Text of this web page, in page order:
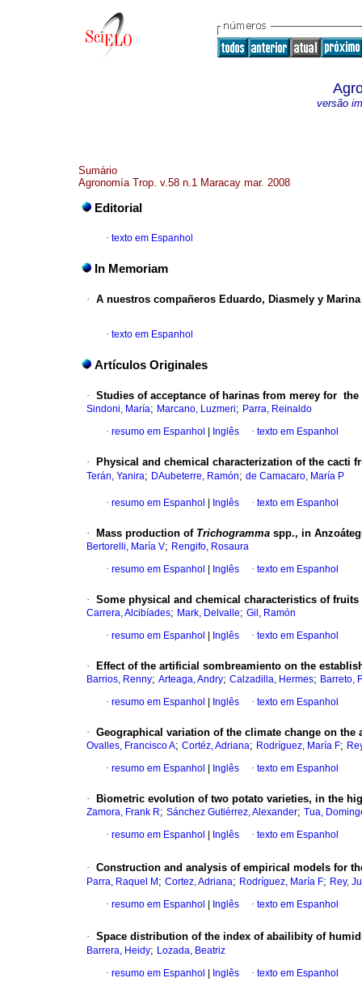
versão
Sumário
Agronomía Trop. v.58 n.1 Maracay mar. 2008
Editorial
· texto em Espanhol
In Memoriam
· A nuestros compañeros Eduardo, Diasmely y Marina
· texto em Espanhol
Artículos Originales
· Studies of acceptance of harinas from merey for
Sindoni, María; Marcano, Luzmeri; Parra, Reinaldo
· resumo em Espanhol Inglês · texto em Espanhol
· Physical and chemical characterization of the cacti
Terán, Yanira; DAubeterre, Ramón; de Camacaro, María P
· resumo em Espanhol Inglês · texto em Espanhol
· Mass production of Trichogramma spp., in
Bertorelli, María V; Rengifo, Rosaura
· resumo em Espanhol Inglês · texto em Espanhol
· Some physical and chemical characteristics of
Carrera, Alcibíades; Mark, Delvalle; Gil, Ramón
· resumo em Espanhol Inglês · texto em Espanhol
· Effect of the artificial sombreamiento on the
Barrios, Renny; Arteaga, Andry; Calzadilla, Hermes; Barreto,
· resumo em Espanhol Inglês · texto em Espanhol
· Geographical variation of the climate change on the
Ovalles, Francisco A; Cortéz, Adriana; Rodríguez, María F;
· resumo em Espanhol Inglês · texto em Espanhol
· Biometric evolution of two potato varieties, in the
Zamora, Frank R; Sánchez Gutiérrez, Alexander; Tua,
· resumo em Espanhol Inglês · texto em Espanhol
· Construction and analysis of empirical models for
Parra, Raquel M; Cortez, Adriana; Rodríguez, María F; Rey,
· resumo em Espanhol | Inglês · texto em Espanhol
· Space distribution of the index of abailibity of
Barrera, Heidy; Lozada, Beatriz
· resumo em Espanhol | Inglês · texto em Espanhol